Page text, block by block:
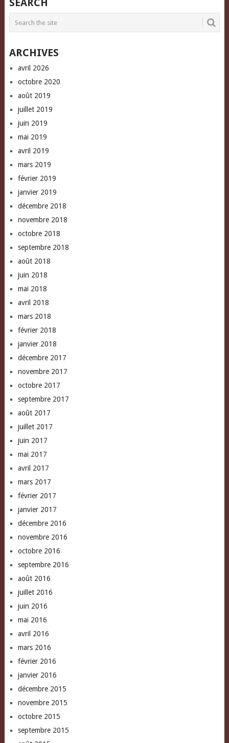
(Opens
in
window)
(Opens
in
window)
friend
SEARCH
ARCHIVES
avril 2026
octobre 2020
août 2019
juillet 2019
juin 2019
mai 2019
avril 2019
mars 2019
février 2019
janvier 2019
décembre 2018
novembre 2018
octobre 2018
septembre 2018
août 2018
juin 2018
mai 2018
avril 2018
mars 2018
février 2018
janvier 2018
décembre 2017
novembre 2017
octobre 2017
septembre 2017
août 2017
juillet 2017
juin 2017
mai 2017
avril 2017
mars 2017
février 2017
janvier 2017
décembre 2016
novembre 2016
octobre 2016
septembre 2016
août 2016
juillet 2016
juin 2016
mai 2016
avril 2016
mars 2016
février 2016
janvier 2016
décembre 2015
novembre 2015
octobre 2015
septembre 2015